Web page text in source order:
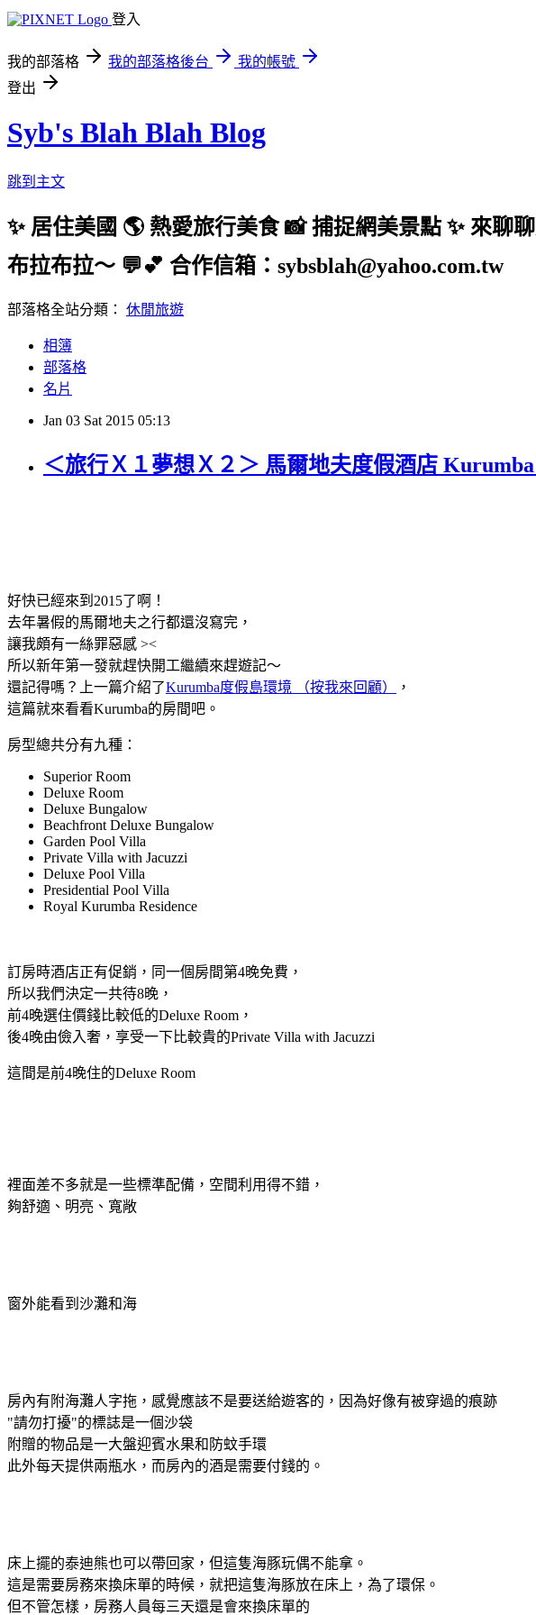
登入
我的部落格 我的部落格後台
我的帳號
登出
Syb's Blah Blah Blog
跳到主文
✨ 居住美國 🌎 熱愛旅行美食 📸 捕捉網美景點 ✨ 來聊
布拉布拉～ 💬💕 合作信箱：sybsblah@yahoo.com.tw
部落格全站分類： 休閒旅遊
相簿
部落格
名片
Jan 03 Sat 2015 05:13
＜旅行Ｘ１夢想Ｘ２＞ 馬爾地夫度假酒店
好快已經來到2015了啊！
去年暑假的馬爾地夫之行都還沒寫完，
讓我頗有一絲罪惡感 ><
所以新年第一發就趕快開工繼續來趕遊記～
還記得嗎？上一篇介紹了Kurumba度假島環境 （按我來回顧）
，
這篇就來看看Kurumba的房間吧。
房型總共分有九種：
Superior Room
Deluxe Room
Deluxe Bungalow
Beachfront Deluxe Bungalow
Garden Pool Villa
Private Villa with Jacuzzi
Deluxe Pool Villa
Presidential Pool Villa
Royal Kurumba Residence
訂房時酒店正有促銷，同一個房間第4晚免費，
所以我們決定一共待8晚，
前4晚選住價錢比較低的Deluxe Room，
後4晚由儉入奢，享受一下比較貴的Private Villa with Jacuzzi
這間是前4晚住的Deluxe Room
裡面差不多就是一些標準配備，空間利用得不錯，
夠舒適、明亮、寬敞
窗外能看到沙灘和海
房內有附海灘人字拖，感覺應該不是要送給遊客的，因為好像有被穿過的痕跡
"請勿打擾"的標誌是一個沙袋
附贈的物品是一大盤迎賓水果和防蚊手環
此外每天提供兩瓶水，而房內的酒是需要付錢的。
床上擺的泰迪熊也可以帶回家，但這隻海豚玩偶不能拿。
這是需要房務來換床單的時候，就把這隻海豚放在床上，為了環保。
但不管怎樣，房務人員每三天還是會來換床單的